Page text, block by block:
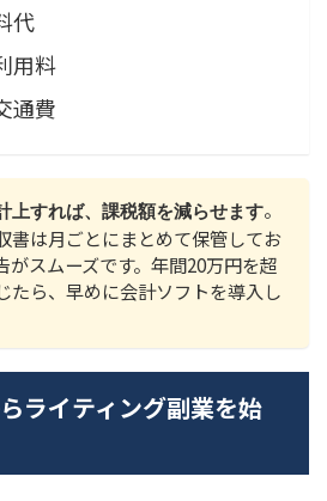
代
用料
通費
上すれば、課税額を減らせます。
書は月ごとにまとめて保管してお
がスムーズです。年間20万円を超
たら、早めに会計ソフトを導入し
ライティング副業を始